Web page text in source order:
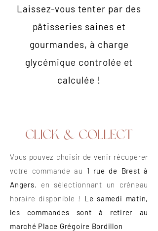
Laissez-vous tenter par des
pâtisseries saines et
gourmandes, à charge
glycémique controlée et
calculée !
Click & collect
Vous pouvez choisir de venir récupérer
votre commande au 1 rue de Brest à
Angers, en sélectionnant un créneau
horaire disponible ! Le samedi matin,
les commandes sont à retirer au
marché Place Grégoire Bordillon